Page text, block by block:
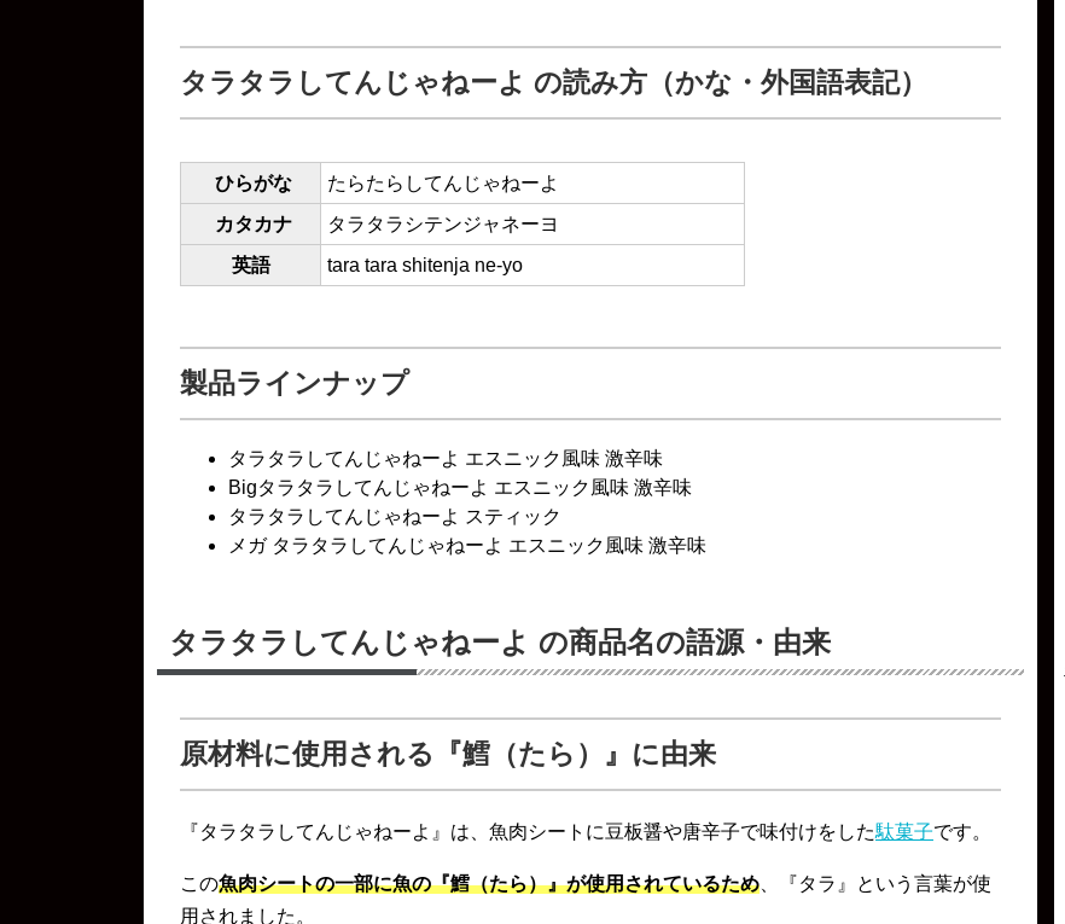
タラタラしてんじゃねーよ の読み方（かな・外国語表記）
ひらがな
たらたらしてんじゃねーよ
カタカナ
タラタラシテンジャネーヨ
英語
tara tara shitenja ne-yo
製品ラインナップ
タラタラしてんじゃねーよ エスニック風味 激辛味
Bigタラタラしてんじゃねーよ エスニック風味 激辛味
タラタラしてんじゃねーよ スティック
メガ タラタラしてんじゃねーよ エスニック風味 激辛味
タラタラしてんじゃねーよ の商品名の語源・由来
原材料に使用される『鱈（たら）』に由来
『タラタラしてんじゃねーよ』は、魚肉シートに豆板醤や唐辛子で味付けをした駄菓子です。
この魚肉シートの一部に魚の『鱈（たら）』が使用されているため、『タラ』という言葉が使
用されました。